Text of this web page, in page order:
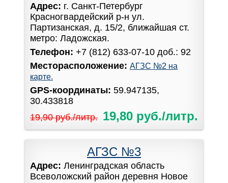
Адрес: г. Санкт-Петербург
Красногвардейский р-н ул.
Партизанская, д. 15/2, ближайшая ст.
метро: Ладожская.
Телефон: +7 (812) 633-07-10 доб.: 92
Месторасположение: АГЗС №2 на
карте.
GPS-координаты: 59.947135,
30.433818
19,90 руб./литр. 19,80 руб./литр.
АГЗС №3
Адрес: Ленинградская область
Всеволожский район деревня Новое